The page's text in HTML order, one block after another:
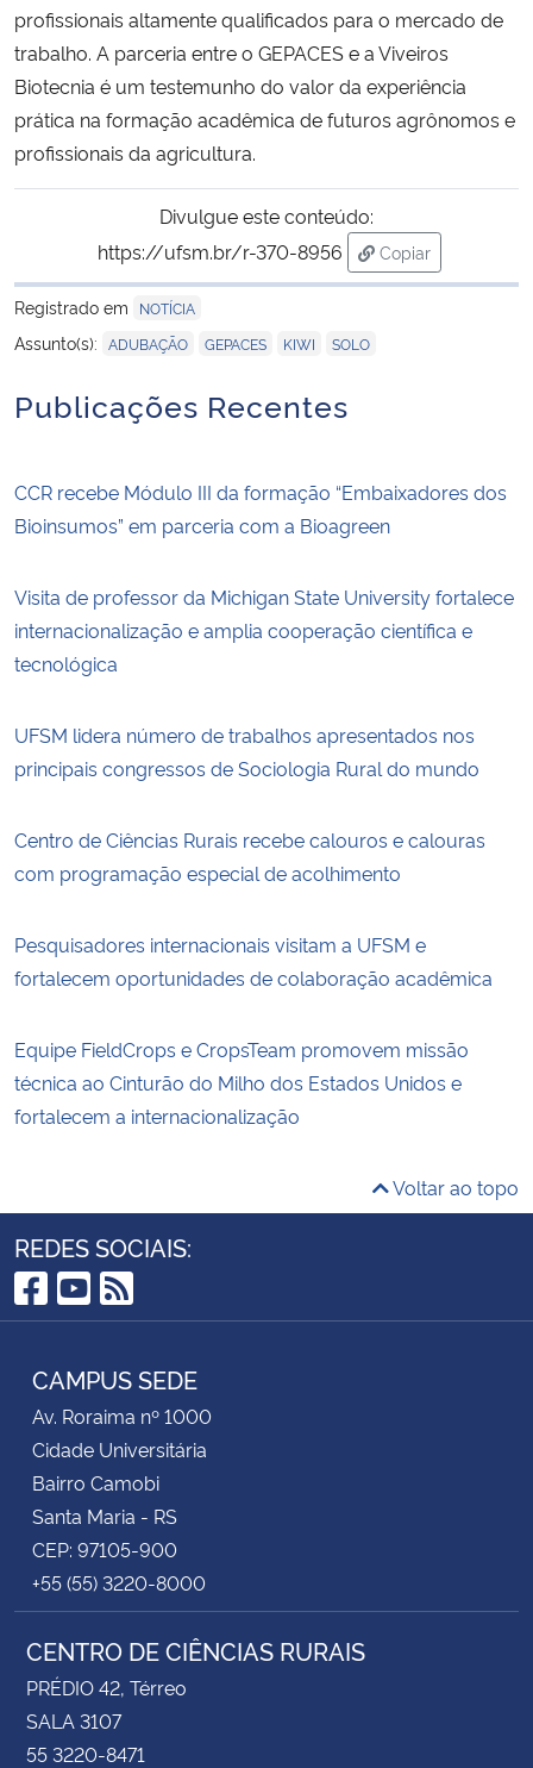
profissionais altamente qualificados para o mercado de
trabalho. A parceria entre o GEPACES e a Viveiros
Biotecnia é um testemunho do valor da experiência
prática na formação acadêmica de futuros agrônomos e
profissionais da agricultura.
Divulgue este conteúdo:
https://ufsm.br/r-370-8956
Copiar
para área de
Registrado em
NOTÍCIA
Assunto(s): ADUBAÇÃO GEPACES KIWI SOLO
Publicações Recentes
CCR recebe Módulo III da formação “Embaixadores dos
Bioinsumos” em parceria com a Bioagreen
Visita de professor da Michigan State University fortalece
internacionalização e amplia cooperação científica e
tecnológica
UFSM lidera número de trabalhos apresentados nos
principais congressos de Sociologia Rural do mundo
Centro de Ciências Rurais recebe calouros e calouras
com programação especial de acolhimento
Pesquisadores internacionais visitam a UFSM e
fortalecem oportunidades de colaboração acadêmica
Equipe FieldCrops e CropsTeam promovem missão
técnica ao Cinturão do Milho dos Estados Unidos e
fortalecem a internacionalização
Voltar ao topo
REDES SOCIAIS:
Facebook
YouTube
RSS
CAMPUS SEDE
Av. Roraima nº 1000
Cidade Universitária
Bairro Camobi
Santa Maria - RS
CEP: 97105-900
+55 (55) 3220-8000
CENTRO DE CIÊNCIAS RURAIS
PRÉDIO 42, Térreo
SALA 3107
55 3220-8471